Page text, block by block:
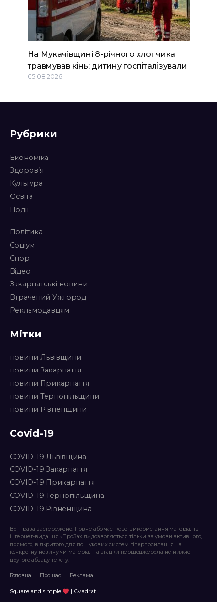
На Мукачівщині 8-річного хлопчика
травмував кінь: дитину госпіталізували
05.08.2026
Рубрики
Економіка
Здоров’я
Культура
Освіта
Події
Політика
Соціум
Спорт
Відео
Закарпатські новини
Втрачений Ужгород
Рекламодавцям
Мітки
новини Львівщини
новини Закарпаття
новини Прикарпаття
новини Тернопільщини
новини Рівненщини
Covid-19
COVID-19 Львівщина
COVID-19 Закарпаття
COVID-19 Прикарпаття
COVID-19 Тернопільщина
COVID-19 Рівненщина
Всі права застережено. Повне або часткове використання матеріалів
інтернет-видання «ПроЗахід» дозволяється тільки за умови активного,
прямого, відкритого для пошукових систем гіперпосилання на
конкретну новину чи матеріал та згадки першоджерела не нижче
другого абзацу тексту.
Головна Про нас Реклама
Square and simple | Cvadrat